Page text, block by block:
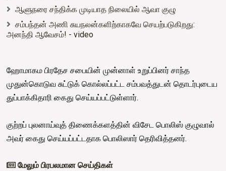
ஆளுநரை சந்திக்க முடியாத நிலையில் ஆவா குழு
சம்பந்தன் அணி சுயநலன்களிற்காகவே செயற்படுகிறது:
அனந்தி ஆவேசம்! - video
ஹோமாகம பிரதேச சபையின் முன்னாள் உறுப்பினர் சாந்த
முதுன்கொடுவ சுட்டுக் கொல்லப்பட்ட சம்பவத்துடன் தொடர்புடைய
துப்பாக்கிதாரி கைது செய்யப்பட்டுள்ளார்.
குற்றப் புலனாய்வுத் திணைக்களத்தின் விசேட பொலிஸ் குழுவால்
அவர் கைது செய்யப்பட்டதாக பொலிஸார் தெரிவித்தனர்.
மேலும் பிரபலமான செய்திகள்